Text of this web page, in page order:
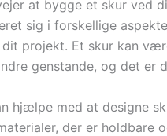
at bygge et skur ved
sig i forskellige
projekt. Et skur kan
genstande, og det
hjælpe med at designe
der er holdbare